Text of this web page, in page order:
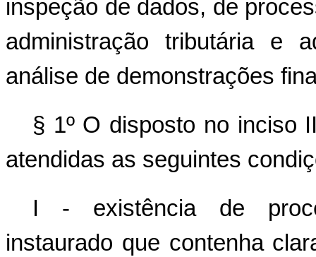
inspeção de dados, de
administração tributária e
análise de demonstrações
§ 1º O disposto no inciso
atendidas as seguintes
I - existência de
instaurado que contenha